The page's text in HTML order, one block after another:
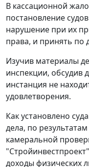
В кассационной
постановление
нарушение при их
права, и принять по
Изучив материалы
инспекции, обсудив
инстанция не
удовлетворения.
Как установлено
дела, по
камеральной
доходы физических